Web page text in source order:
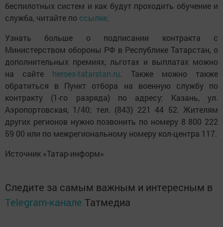
беспилотных систем и как будут проходить обучение и
служба, читайте по ссылке.
Узнать больше о подписании контракта с
Министерством обороны РФ в Республике Татарстан, о
дополнительных премиях, льготах и выплатах можно
на сайте heroes-tatarstan.ru. Также можно также
обратиться в Пункт отбора на военную службу по
контракту (1-го разряда) по адресу: Казань, ул.
Аэропортовская, 1/40; тел. (843) 221 44 52. Жителям
других регионов нужно позвонить по номеру 8 800 222
59 00 или по межрегиональному номеру кол-центра 117.
Источник «Татар-информ»
Следите за самым важным и интересным в
Telegram-канале Татмедиа